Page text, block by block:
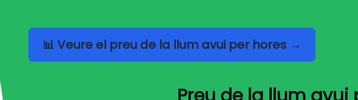
📊 Veure el preu de la llum avui per hores →